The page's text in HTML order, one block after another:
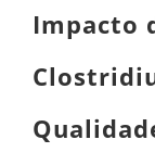
Impacto